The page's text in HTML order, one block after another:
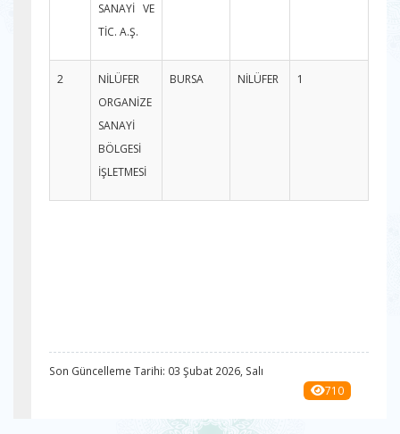
SANAYİ VE
TİC. A.Ş.
2
NİLÜFER
ORGANİZE
SANAYİ
BÖLGESİ
İŞLETMESİ
BURSA NİLÜFER 1
Son Güncelleme Tarihi: 03 Şubat 2026, Salı
710